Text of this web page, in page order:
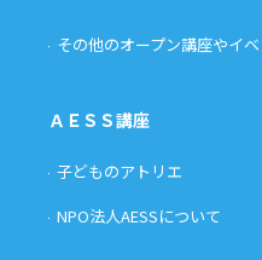
その他のオープン講座やイ
ＡＥＳＳ講座
子どものアトリエ
NPO法人AESSについて